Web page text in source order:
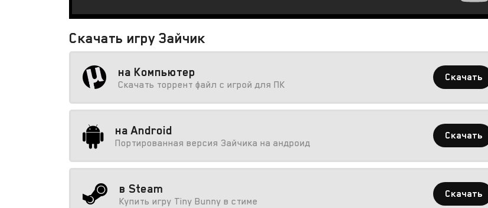
Скачать игру Зайчик
на Компьютер
Скачать торрент файл с игрой для ПК
Скачать
на Android
Портированная версия Зайчика на андроид
Скачать
в Steam
Купить игру Tiny Bunny в стиме
Скачать